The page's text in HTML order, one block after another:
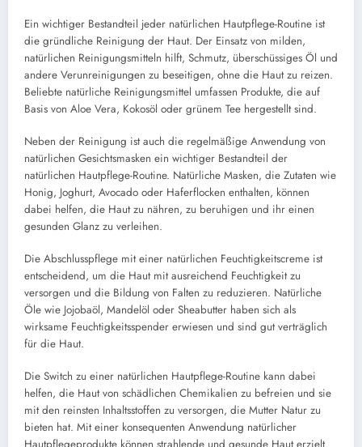
Ein wichtiger Bestandteil jeder natürlichen Hautpflege-Routine ist
die gründliche Reinigung der Haut. Der Einsatz von milden,
natürlichen Reinigungsmitteln hilft, Schmutz, überschüssiges Öl und
andere Verunreinigungen zu beseitigen, ohne die Haut zu reizen.
Beliebte natürliche Reinigungsmittel umfassen Produkte, die auf
Basis von Aloe Vera, Kokosöl oder grünem Tee hergestellt sind.
Neben der Reinigung ist auch die regelmäßige Anwendung von
natürlichen Gesichtsmasken ein wichtiger Bestandteil der
natürlichen Hautpflege-Routine. Natürliche Masken, die Zutaten wie
Honig, Joghurt, Avocado oder Haferflocken enthalten, können
dabei helfen, die Haut zu nähren, zu beruhigen und ihr einen
gesunden Glanz zu verleihen.
Die Abschlusspflege mit einer natürlichen Feuchtigkeitscreme ist
entscheidend, um die Haut mit ausreichend Feuchtigkeit zu
versorgen und die Bildung von Falten zu reduzieren. Natürliche
Öle wie Jojobaöl, Mandelöl oder Sheabutter haben sich als
wirksame Feuchtigkeitsspender erwiesen und sind gut verträglich
für die Haut.
Die Switch zu einer natürlichen Hautpflege-Routine kann dabei
helfen, die Haut von schädlichen Chemikalien zu befreien und sie
mit den reinsten Inhaltsstoffen zu versorgen, die Mutter Natur zu
bieten hat. Mit einer konsequenten Anwendung natürlicher